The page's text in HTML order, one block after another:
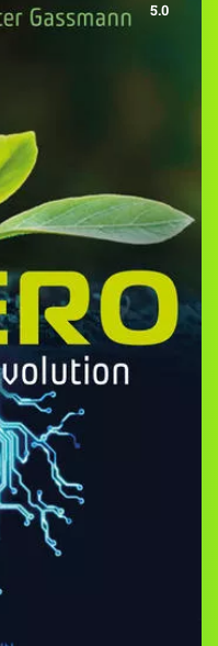
5.0